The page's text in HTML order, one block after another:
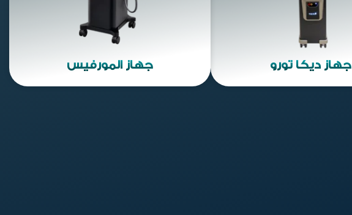
جهاز ديكا تورو جهاز المورفيس